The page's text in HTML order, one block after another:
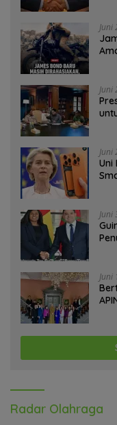
Juni
Juni
Juni
Uni
Juni
Juni
Radar Olahraga